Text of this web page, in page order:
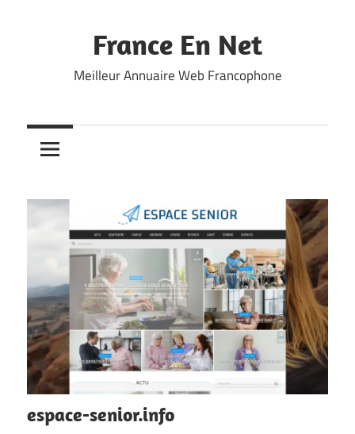
France En Net
Meilleur Annuaire Web Francophone
espace-senior.info